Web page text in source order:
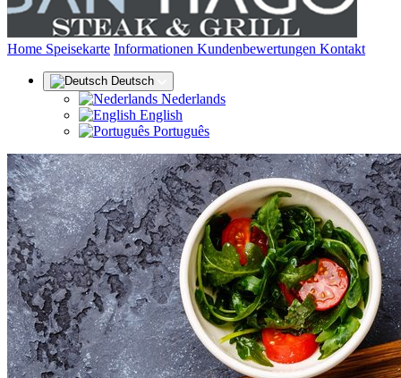
Home (aktuell)
Speisekarte Informationen Kundenbewertungen Kontakt
Deutsch
Nederlands
English
Português